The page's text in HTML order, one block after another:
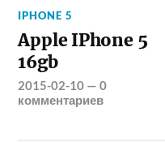
IPHONE 5
Apple IPhone 5
16gb
2015-02-10 —0
комментариев